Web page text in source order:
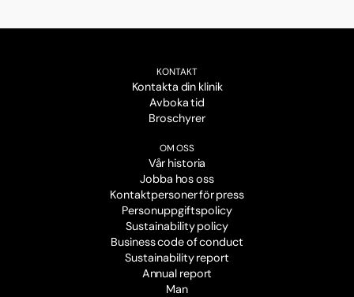
KONTAKT
Kontakta din klinik
Avboka tid
Broschyrer
OM OSS
Vår historia
Jobba hos oss
Kontaktpersoner för press
Personuppgiftspolicy
Sustainability policy
Business code of conduct
Sustainability report
Annual report
Man